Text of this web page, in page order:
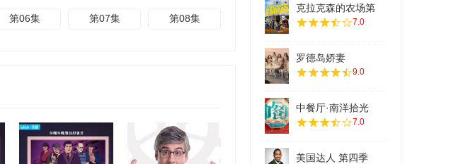
第06集 第07集 第08集
克拉克森的农场第
7.0
罗德岛娇妻
9.0
中餐厅·南洋拾光
7.0
美国达人 第四季